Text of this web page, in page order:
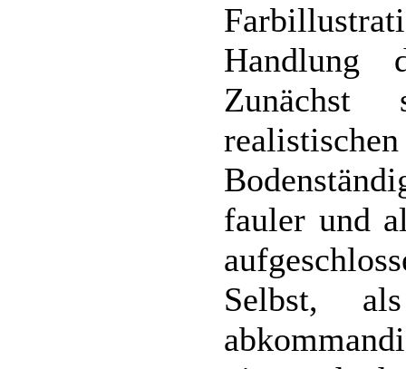
Handlung
fauler und
Selbst,